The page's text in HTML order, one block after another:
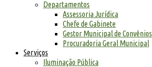
Departamentos
Assessoria Jurídica
Chefe de Gabinete
Gestor Municipal de Convênios
Procuradoria Geral Municipal
Serviços
Iluminação Pública